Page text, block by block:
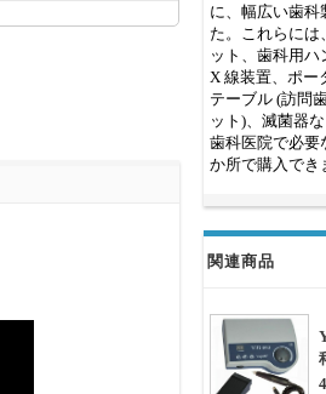
に、幅広い歯科
た。これらには
ット、歯科用ハ
X 線装置、ポー
テーブル (訪問
ット)、滅菌器
歯科医院で必要
か所で購入でき
関連商品